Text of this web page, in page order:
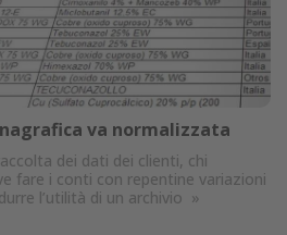
va normalizzata
dei dati dei clienti, chi
fare i conti con repentine variazioni
l’utilità di un archivio »